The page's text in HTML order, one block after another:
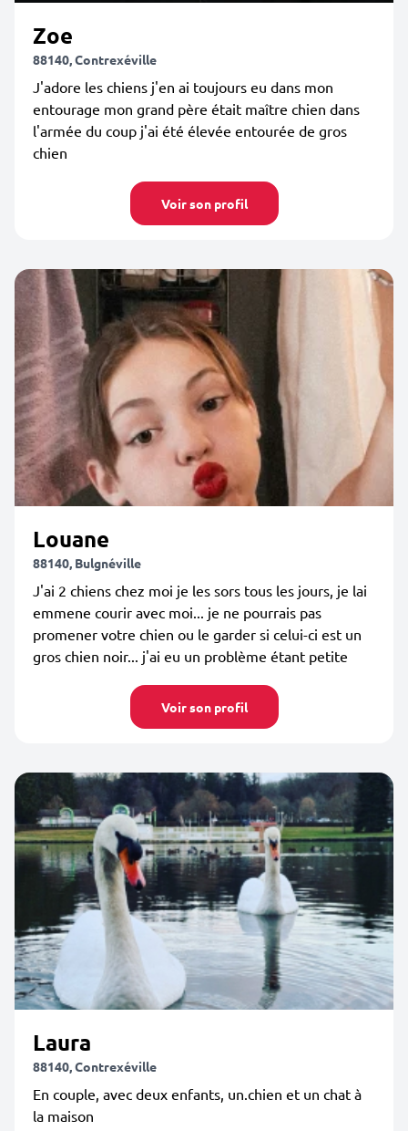
Zoe
88140, Contrexéville
J'adore les chiens j'en ai toujours eu dans mon
entourage mon grand père était maître chien dans
l'armée du coup j'ai été élevée entourée de gros
chien
Voir son profil
Louane
88140, Bulgnéville
J'ai 2 chiens chez moi je les sors tous les jours, je lai
emmene courir avec moi... je ne pourrais pas
promener votre chien ou le garder si celui-ci est un
gros chien noir... j'ai eu un problème étant petite
Voir son profil
Laura
88140, Contrexéville
En couple, avec deux enfants, un.chien et un chat à
la maison